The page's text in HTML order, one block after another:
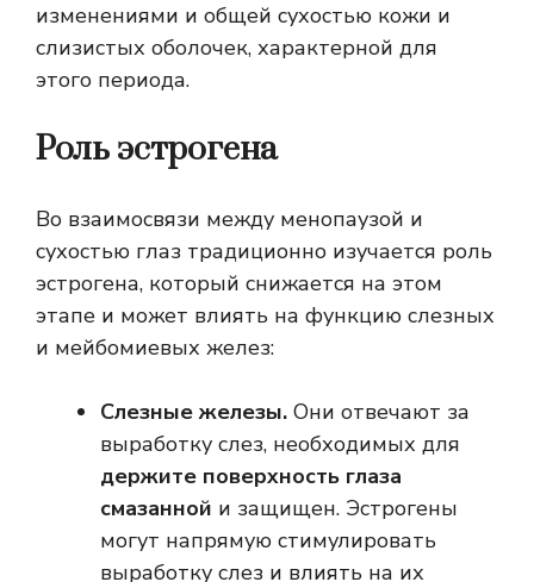
изменениями и общей сухостью кожи и
слизистых оболочек, характерной для
этого периода.
Роль эстрогена
Во взаимосвязи между менопаузой и
сухостью глаз традиционно изучается роль
эстрогена, который снижается на этом
этапе и может влиять на функцию слезных
и мейбомиевых желез:
Слезные железы. Они отвечают за
выработку слез, необходимых для
держите поверхность глаза
смазанной и защищен. Эстрогены
могут напрямую стимулировать
выработку слез и влиять на их